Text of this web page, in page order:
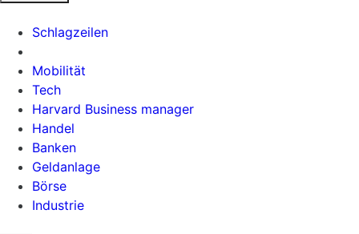
Schlagzeilen
Mobilität
Tech
Harvard Business manager
Handel
Banken
Geldanlage
Börse
Industrie